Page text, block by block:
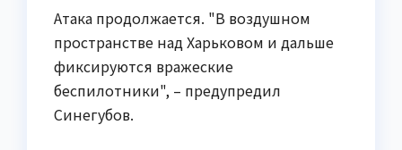
Атака продолжается. "В воздушном
пространстве над Харьковом и дальше
фиксируются вражеские
беспилотники", – предупредил
Синегубов.